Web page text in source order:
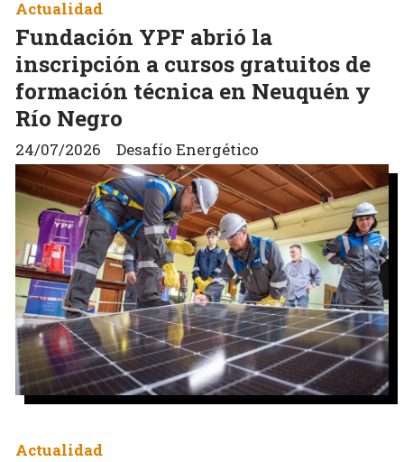
Fundación YPF abrió la
inscripción a cursos gratuitos de
formación técnica en Neuquén y
Río Negro
Desafío Energético
Actualidad
24/07/2026
Actualidad